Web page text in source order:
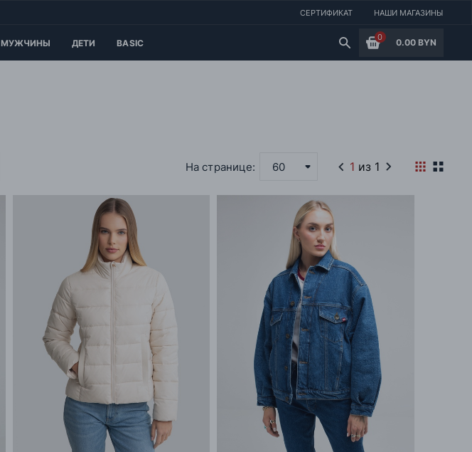
СЕРТИФИКАТ НАШИ МАГАЗИНЫ
МУЖЧИНЫ ДЕТИ BASIC
0
0.00 BYN
На странице: 60 1 из 1